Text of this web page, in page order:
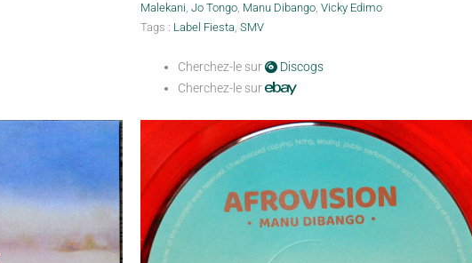
Malekani, Jo Tongo, Manu Dibango, Vicky Edimo
Tags : Label Fiesta, SMV
Cherchez-le sur
Discogs
Cherchez-le sur